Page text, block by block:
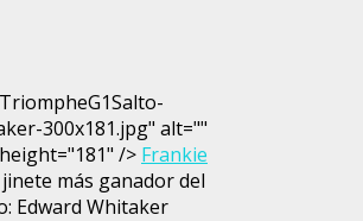
300x181.jpg" alt=""
/> Frankie
más ganador del
Edward Whitaker